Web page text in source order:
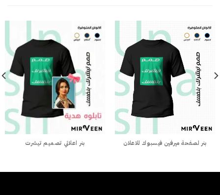
بنر لصفحة ميرفين فيسبوك للاعلان بنر اعلاني تصميم تيشرت